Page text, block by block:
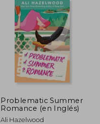
55%
dcto.
$
$
Problematic Summer
Romance (en Inglés)
Ali Hazelwood